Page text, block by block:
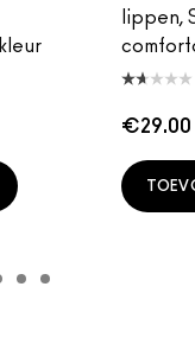
lippen,
€29.00